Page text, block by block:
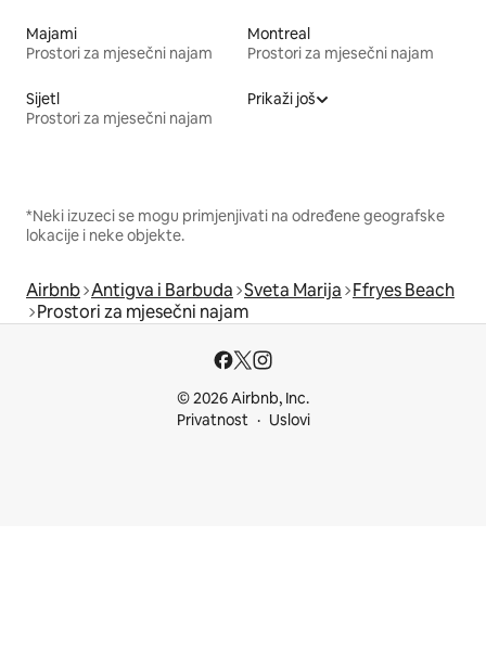
Majami
Prostori za mjesečni najam
Montreal
Prostori za mjesečni najam
Sijetl
Prostori za mjesečni najam
Prikaži još
*Neki izuzeci se mogu primjenjivati na određene geografske
lokacije i neke objekte.
Airbnb Antigva i Barbuda Sveta Marija Ffryes Beach
Prostori za mjesečni najam
© 2026 Airbnb, Inc.
Privatnost
Uslovi